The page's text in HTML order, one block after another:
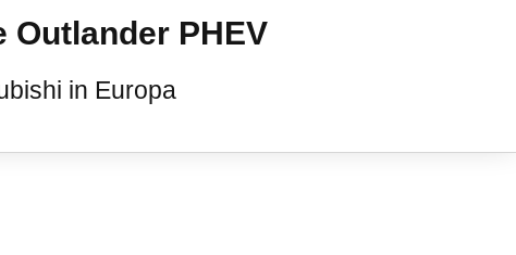
PHEV
in Europa